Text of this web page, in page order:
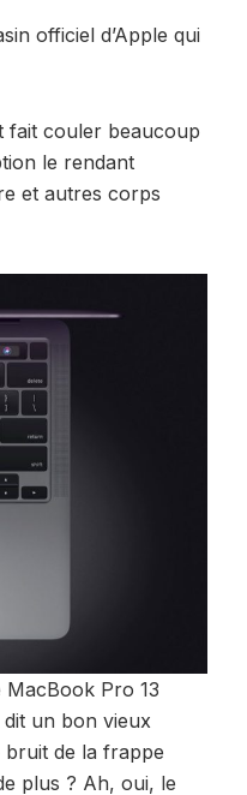
officiel d’Apple qui
fait couler beaucoup
le rendant
et autres corps
Pro 13
un bon vieux
bruit de la frappe
plus ? Ah, oui, le